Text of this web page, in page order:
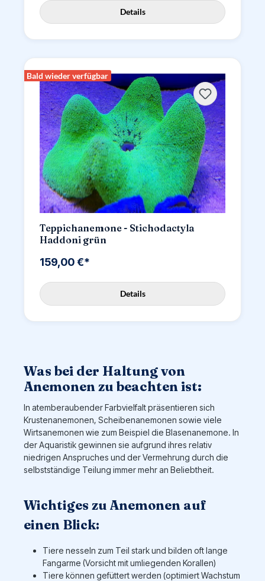
Details
Bald wieder verfügbar
Teppichanemone - Stichodactyla
Haddoni grün
159,00 €*
Details
Was bei der Haltung von
Anemonen zu beachten ist:
In atemberaubender Farbvielfalt präsentieren sich
Krustenanemonen, Scheibenanemonen sowie viele
Wirtsanemonen wie zum Beispiel die Blasenanemone. In
der Aquaristik gewinnen sie aufgrund ihres relativ
niedrigen Anspruches und der Vermehrung durch die
selbstständige Teilung immer mehr an Beliebtheit.
Wichtiges zu Anemonen auf
einen Blick:
Tiere nesseln zum Teil stark und bilden oft lange
Fangarme (Vorsicht mit umliegenden Korallen)
Tiere können gefüttert werden (optimiert Wachstum